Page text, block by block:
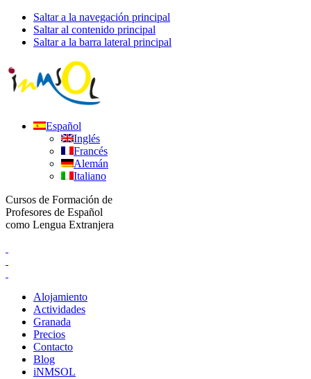
Saltar a la navegación principal
Saltar al contenido principal
Saltar a la barra lateral principal
Español
Inglés
Francés
Alemán
Italiano
Cursos de Formación de
Profesores de Español
como Lengua Extranjera
Alojamiento
Actividades
Granada
Precios
Contacto
Blog
iNMSOL